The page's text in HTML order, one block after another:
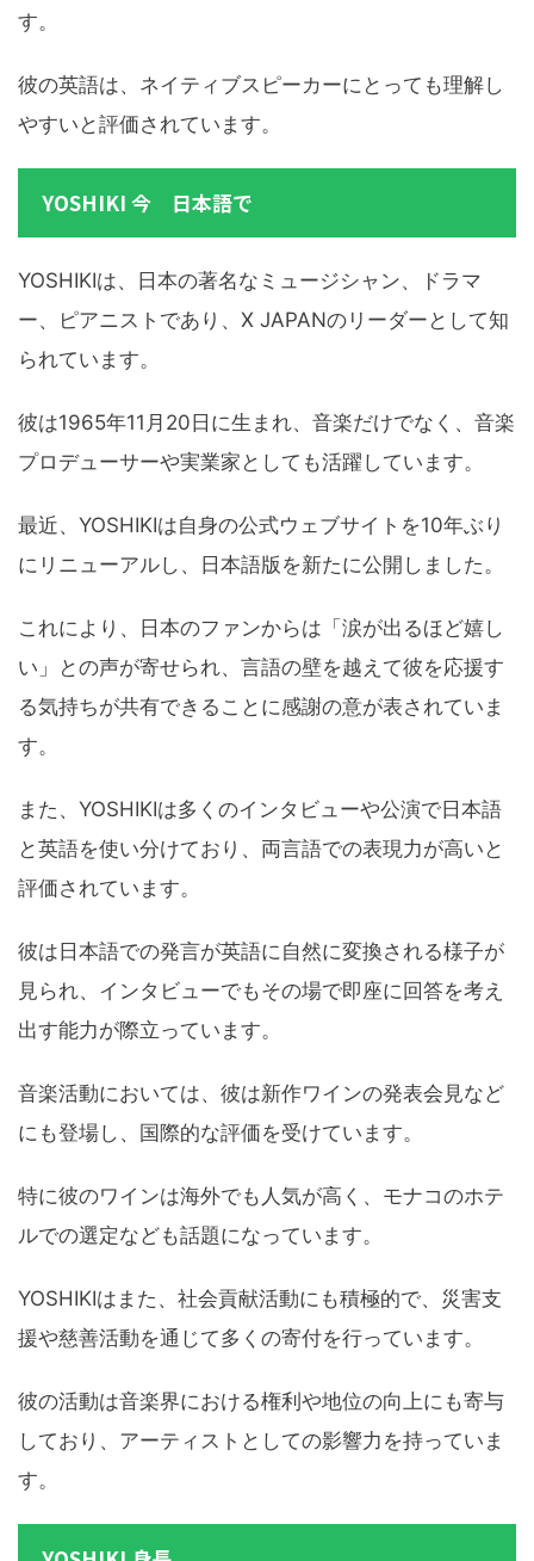
す。
彼の英語は、ネイティブスピーカーにとっても理解し
やすいと評価されています。
YOSHIKI 今 日本語で
YOSHIKIは、日本の著名なミュージシャン、ドラマ
ー、ピアニストであり、X JAPANのリーダーとして知
られています。
彼は1965年11月20日に生まれ、音楽だけでなく、音楽
プロデューサーや実業家としても活躍しています。
最近、YOSHIKIは自身の公式ウェブサイトを10年ぶり
にリニューアルし、日本語版を新たに公開しました。
これにより、日本のファンからは「涙が出るほど嬉し
い」との声が寄せられ、言語の壁を越えて彼を応援す
る気持ちが共有できることに感謝の意が表されていま
す。
また、YOSHIKIは多くのインタビューや公演で日本語
と英語を使い分けており、両言語での表現力が高いと
評価されています。
彼は日本語での発言が英語に自然に変換される様子が
見られ、インタビューでもその場で即座に回答を考え
出す能力が際立っています。
音楽活動においては、彼は新作ワインの発表会見など
にも登場し、国際的な評価を受けています。
特に彼のワインは海外でも人気が高く、モナコのホテ
ルでの選定なども話題になっています。
YOSHIKIはまた、社会貢献活動にも積極的で、災害支
援や慈善活動を通じて多くの寄付を行っています。
彼の活動は音楽界における権利や地位の向上にも寄与
しており、アーティストとしての影響力を持っていま
す。